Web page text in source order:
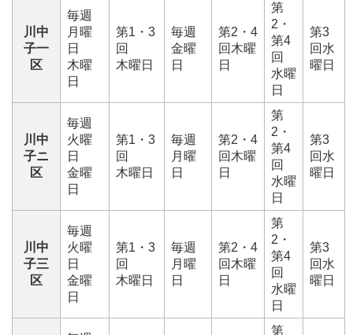
川中
子一
区
毎週
月曜
日
木曜
日
第1・3
回
木曜日
毎週
金曜
日
第2・4
回木曜
日
第
2・
第4
回
水曜
日
第3
回水
曜日
川中
子ニ
区
毎週
火曜
日
金曜
日
第1・3
回
木曜日
毎週
月曜
日
第2・4
回木曜
日
第
2・
第4
回
水曜
日
第3
回水
曜日
川中
子三
区
毎週
火曜
日
金曜
日
第1・3
回
木曜日
毎週
月曜
日
第2・4
回木曜
日
第
2・
第4
回
水曜
日
第3
回水
曜日
第